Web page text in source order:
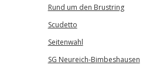
Rund um den Brustring
Scudetto
Seitenwahl
SG Neureich-Bimbeshausen